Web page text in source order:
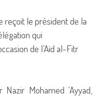
Mohamed ‘Ayyad,